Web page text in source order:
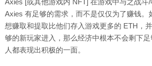
Axies [或其他游戏内 NFT] 在游戏中与之战斗
Axies 有足够的需求，而不是仅仅为了赚钱。
想赚取和提取比他们存入游戏更多的 ETH，
够的新玩家进入，那么经济中根本不会剩下
人都表现出积极的一面。